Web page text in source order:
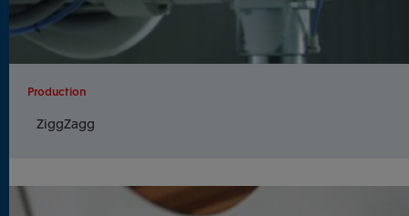
Production
ZiggZagg